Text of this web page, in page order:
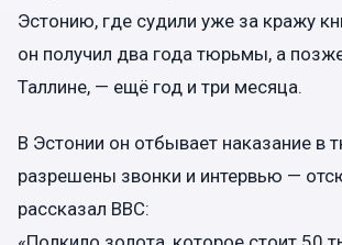
Эстонию, где судили уже за кражу
он получил два года тюрьмы, а
Таллине, — ещё год и три месяца.
В Эстонии он отбывает наказание в
разрешены звонки и интервью —
рассказал BBC: